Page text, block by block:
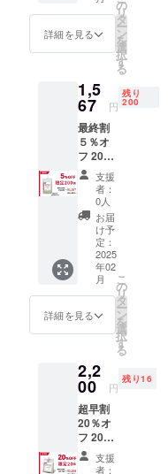
す。こちら
のショップ
名は「ス
ル」。
代表は大学
の兼任講師
も務め、自
らの事業だ
けでなく、
次世代の育
成や社会貢
献も大切に
す。
Commerce
Purpose
私たちは
パーパスを
持った会社
詳細を見る
の
リ
タ
ー
ン
を
選
択
す
る
1,5
67 円
残り
200
最終割
５％オ
フ 200
個限
定！
500ml
入（洗
濯20回
分に相
当） 税
込・送
料込
支援
者：
0人
お届
け予
定：
2025
年02
月
詳細を見る
こ
の
リ
タ
ー
ン
を
選
択
す
る
2,2
00 円
残り16
超早割
20％オ
フ 20個
限定！
1,000ml
支援
者：